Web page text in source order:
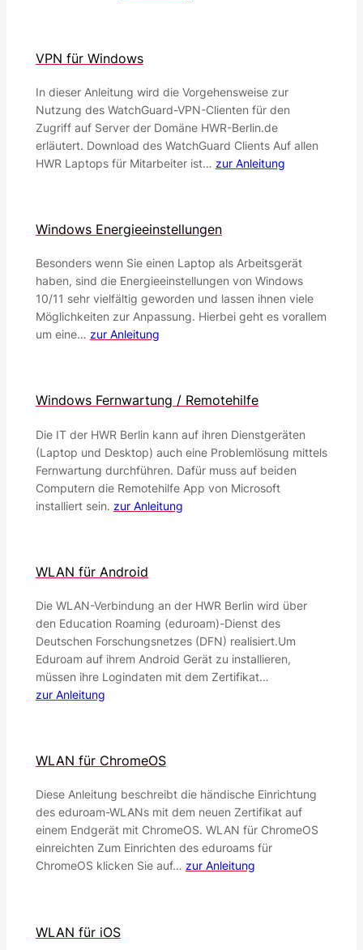
VPN für Windows
In dieser Anleitung wird die Vorgehensweise zur
Nutzung des WatchGuard-VPN-Clienten für den
Zugriff auf Server der Domäne HWR-Berlin.de
erläutert. Download des WatchGuard Clients Auf allen
HWR Laptops für Mitarbeiter ist… zur Anleitung
Windows Energieeinstellungen
Besonders wenn Sie einen Laptop als Arbeitsgerät
haben, sind die Energieeinstellungen von Windows
10/11 sehr vielfältig geworden und lassen ihnen viele
Möglichkeiten zur Anpassung. Hierbei geht es vorallem
um eine… zur Anleitung
Windows Fernwartung / Remotehilfe
Die IT der HWR Berlin kann auf ihren Dienstgeräten
(Laptop und Desktop) auch eine Problemlösung mittels
Fernwartung durchführen. Dafür muss auf beiden
Computern die Remotehilfe App von Microsoft
installiert sein. zur Anleitung
WLAN für Android
Die WLAN-Verbindung an der HWR Berlin wird über
den Education Roaming (eduroam)-Dienst des
Deutschen Forschungsnetzes (DFN) realisiert.Um
Eduroam auf ihrem Android Gerät zu installieren,
müssen ihre Logindaten mit dem Zertifikat…
zur Anleitung
WLAN für ChromeOS
Diese Anleitung beschreibt die händische Einrichtung
des eduroam-WLANs mit dem neuen Zertifikat auf
einem Endgerät mit ChromeOS. WLAN für ChromeOS
einreichten Zum Einrichten des eduroams für
ChromeOS klicken Sie auf… zur Anleitung
WLAN für iOS